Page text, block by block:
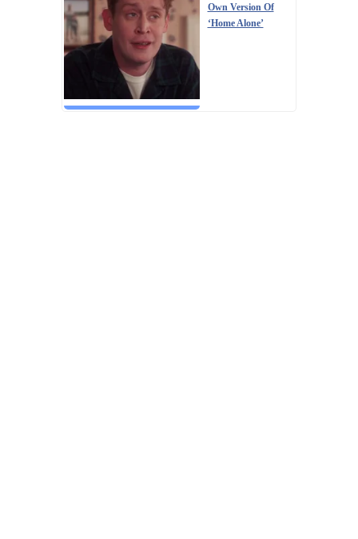
Own Version Of
‘Home Alone’